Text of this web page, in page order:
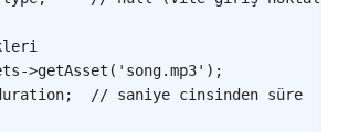
->getAsset ( 'song.mp3' ) ;
; // saniye cinsinden süre